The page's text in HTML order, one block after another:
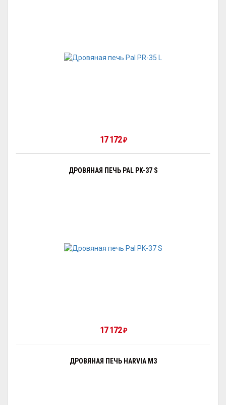
17 172₽
ДРОВЯНАЯ ПЕЧЬ PAL PK-37 S
17 172₽
ДРОВЯНАЯ ПЕЧЬ HARVIA M3